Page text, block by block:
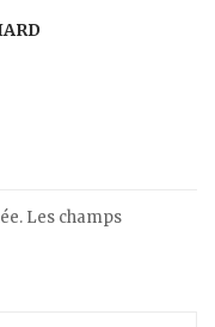
Les champs